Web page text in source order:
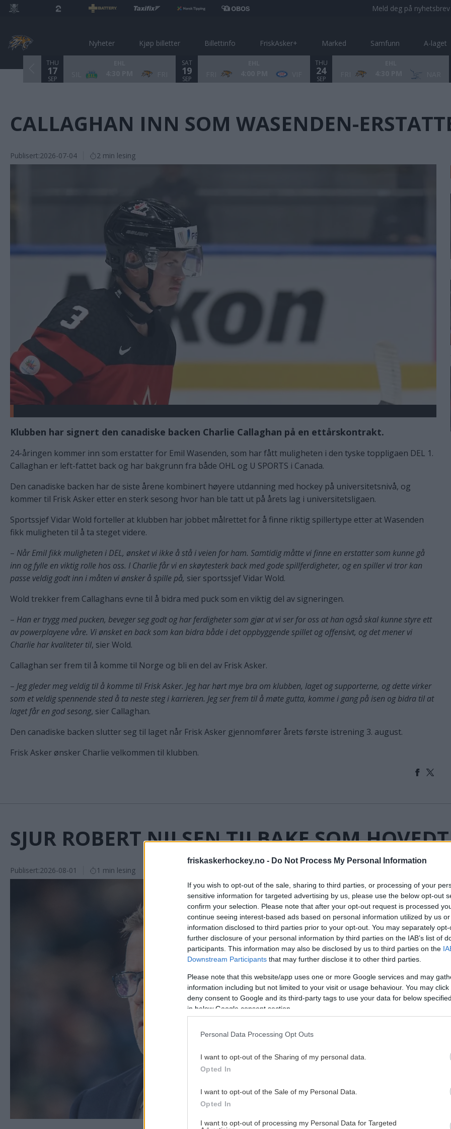
friskaskerhockey.no - Do Not Process My Personal Information
If you wish to opt-out of the sale, sharing to third parties, or processing of your
sensitive information for targeted advertising by us, please use the below opt-out
confirm your selection. Please note that after your opt-out request is processed
continue seeing interest-based ads based on personal information utilized by us
information disclosed to third parties prior to your opt-out. You may separately
further disclosure of your personal information by third parties on the IAB’s list of
participants. This information may also be disclosed by us to third parties on the
Downstream Participants that may further disclose it to other third parties.
Please note that this website/app uses one or more Google services and may
information including but not limited to your visit or usage behaviour. You may
deny consent to Google and its third-party tags to use your data for below
in below Google consent section.
Personal Data Processing Opt Outs
I want to opt-out of the Sharing of my personal data.
Opted In
I want to opt-out of the Sale of my Personal Data.
Opted In
I want to opt-out of processing my Personal Data for Targeted
Meld deg på nyhetsbrev
Nyheter Kjøp billetter Billettinfo FriskAsker+ Marked Samfunn A-laget
THU
17
SEP
SAT
19
SEP
THU
24
SEP
CALLAGHAN INN SOM WASENDEN-
Publisert:2026-07-04 2 min lesing
Klubben har signert den canadiske backen Charlie Callaghan på en ettårskontrakt.
24-åringen kommer inn som erstatter for Emil Wasenden, som har fått muligheten i den tyske toppligaen DEL 1.
Callaghan er left-fattet back og har bakgrunn fra både OHL og U SPORTS i Canada.
Den canadiske backen har de siste årene kombinert høyere utdanning med hockey på universitetsnivå, og
kommer til Frisk Asker etter en sterk sesong hvor han ble tatt ut på årets lag i universitetsligaen.
Sportssjef Vidar Wold forteller at klubben har jobbet målrettet for å finne riktig spillertype etter at Wasenden
fikk muligheten til å ta steget videre.
– Når Emil fikk muligheten i DEL, ønsket vi ikke å stå i veien for ham. Samtidig måtte vi finne en erstatter som kunne gå
inn og fylle en viktig rolle hos oss. I Charlie får vi en skøytesterk back med gode spillferdigheter, og en spiller vi tror kan
passe veldig godt inn i måten vi ønsker å spille på, sier sportssjef Vidar Wold.
Wold trekker frem Callaghans evne til å bidra med puck som en viktig del av signeringen.
– Han er trygg med pucken, beveger seg godt og har ferdigheter som gjør at vi ser for oss at han også skal kunne styre ett
av powerplayene våre. Vi ønsket en back som kan bidra både i det oppbyggende spillet og offensivt, og det mener vi
Charlie har kvaliteter til, sier Wold.
Callaghan ser frem til å komme til Norge og bli en del av Frisk Asker.
– Jeg gleder meg veldig til å komme til Frisk Asker. Jeg har hørt mye bra om klubben, laget og supporterne, og dette virker
som et veldig spennende sted å ta neste steg i karrieren. Jeg ser frem til å møte gutta, komme i gang på isen og bidra til at
laget får en god sesong, sier Callaghan.
Den canadiske backen slutter seg til laget når Frisk Asker gjennomfører årets første istrening 3. august.
Frisk Asker ønsker Charlie velkommen til klubben.
SJUR ROBERT NILSEN TILBAKE SOM
Publisert:2026-08-01 1 min lesing
Fehmi Sedijaj